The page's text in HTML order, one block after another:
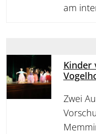
am
Kinder
Zwei